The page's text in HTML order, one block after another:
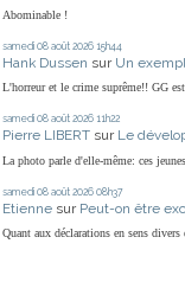
Abominable !
samedi 08 août 2026 15h44
Hank Dussen sur Un
L'horreur et le crime suprême!! GG
samedi 08 août 2026 11h22
Pierre LIBERT sur Le
La photo parle d'elle-même: ces
samedi 08 août 2026 08h37
Etienne sur Peut-on être
Quant aux déclarations en sens divers